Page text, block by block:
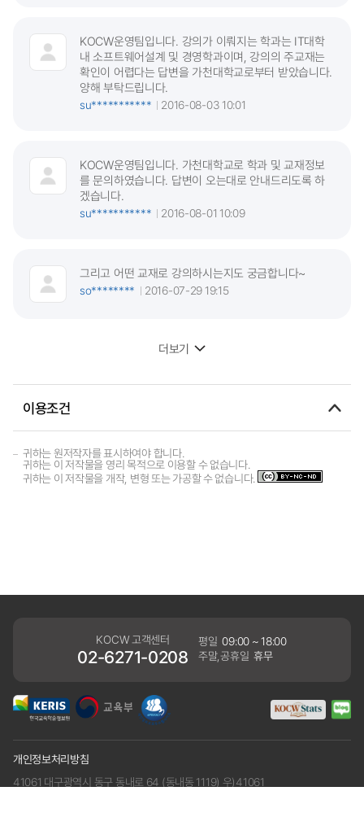
KOCW운영팀입니다. 강의가 이뤄지는 학과는 IT대학
내 소프트웨어설계 및 경영학과이며, 강의의 주교재는
확인이 어렵다는 답변을 가천대학교로부터 받았습니다.
양해 부탁드립니다.
su***********
2016-08-03 10:01
KOCW운영팀입니다. 가천대학교로 학과 및 교재정보
를 문의하였습니다. 답변이 오는대로 안내드리도록 하
겠습니다.
su***********
2016-08-01 10:09
그리고 어떤 교재로 강의하시는지도 궁금합니다~
so********
2016-07-29 19:15
더보기
이용조건
귀하는 원저작자를 표시하여야 합니다.
귀하는 이 저작물을 영리 목적으로 이용할 수 없습니다.
귀하는 이 저작물을 개작, 변형 또는 가공할 수 없습니다.
KOCW 고객센터
02-6271-0208
평일 09:00 ~ 18:00
주말,공휴일 휴무
개인정보처리방침
41061 대구광역시 동구 동내로 64 (동내동 1119) 우)41061